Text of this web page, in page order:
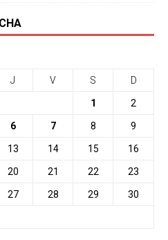
J V S D
1 2
6 7 8 9
13 14 15 16
20 21 22 23
27 28 29 30